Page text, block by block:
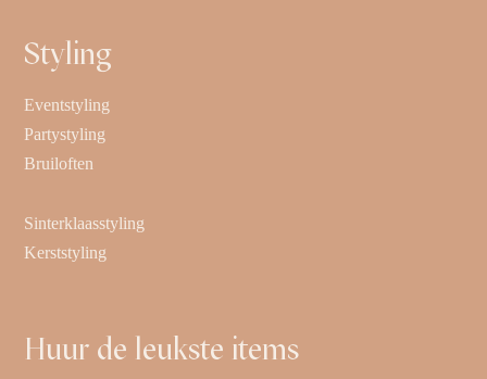
Styling
Eventstyling
Partystyling
Bruiloften
Sinterklaasstyling
Kerststyling
Huur de leukste items